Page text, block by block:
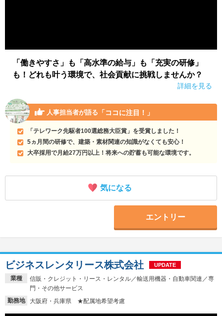
「働きやすさ」も「高水準の給与」も「充実の研修」
も！どれも叶う環境で、社会貢献に挑戦しませんか？
詳細を見る
人事担当者が語る 「ココに注目！」
「テレワーク先駆者100選総務大臣賞」を受賞しました！
5ヵ月間の研修で、建築・素材関連の知識がなくても安心！
大卒採用で月給27万円以上！将来への貯蓄も可能な環境です。
気になる
エントリー
業種
信販・クレジット・リース・レンタル／輸送用機器・自動車関連／専
門・その他サービス
勤務地
大阪府・兵庫県 ★配属地希望考慮
ビジネスレンタリース株式会社 UPDATE